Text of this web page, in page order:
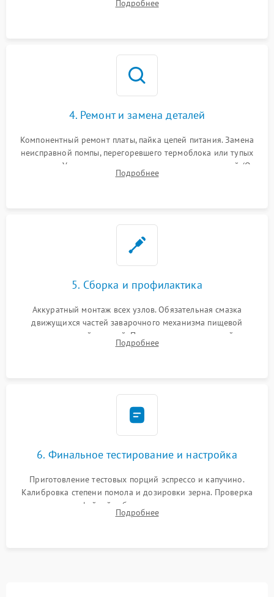
жерновов кофемолки, уплотнительных колец гидросистемы
Подробнее
4. Ремонт и замена деталей
Компонентный ремонт платы, пайка цепей питания. Замена
неисправной помпы, перегоревшего термоблока или тупых
жерновов. Установка новых силиконовых уплотнителей (O-
ring) и тефлоновых трубок для надежного устранения
Подробнее
5. Сборка и профилактика
Аккуратный монтаж всех узлов. Обязательная смазка
движущихся частей заварочного механизма пищевой
силиконовой смазкой. Проведение программной
декальцинации и очистки системы от кофейных масел.
Подробнее
6. Финальное тестирование и настройка
Приготовление тестовых порций эспрессо и капучино.
Калибровка степени помола и дозировки зерна. Проверка
плотности кофейной таблетки, температуры напитка и
качества молочной пены. Контроль отсутствия посторонних
Подробнее